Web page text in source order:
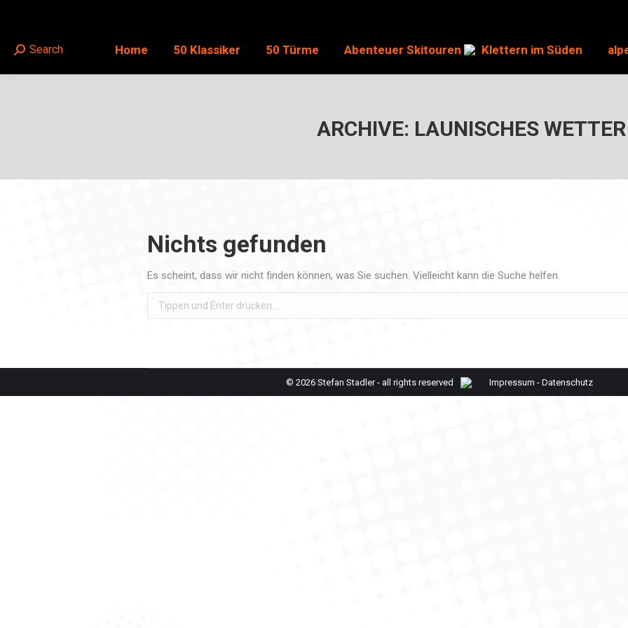
Home 50 Klassiker 50 Türme Abenteuer Skitouren
Search:
Search Klettern im Süden
ARCHIVE: LAUNISCHES WETTER
Nichts gefunden
Es scheint, dass wir nicht finden können, was Sie suchen. Vielleicht kann die Suche helfen.
Search:
© 2026 Stefan Stadler - all rights reserved Impressum - Datenschutz